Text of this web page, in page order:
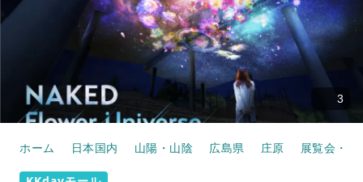
3
ホーム 日本国内 山陽・山陰 広島県 庄原 展覧会・博